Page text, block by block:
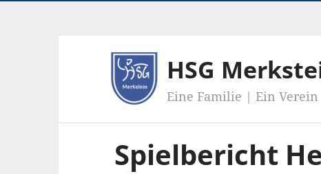
HSG
Eine Familie | Ein Verein
Spielbericht